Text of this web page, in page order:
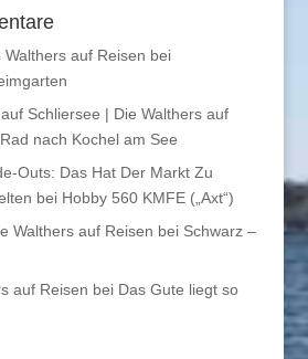
auf Reisen bei
Schliersee | Die Walthers auf
nach Kochel am See
Outs: Das Hat Der Markt Zu
bei Hobby 560 KMFE („Axt“)
Walthers auf Reisen bei Schwarz –
auf Reisen bei Das Gute liegt so